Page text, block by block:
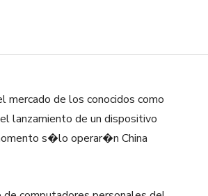
mercado de los conocidos como
lanzamiento de un dispositivo
s�lo operar�n China